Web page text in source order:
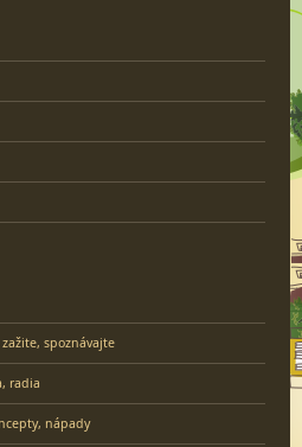
spoznávajte
radia
nápady